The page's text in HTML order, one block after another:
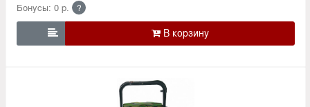
Бонусы: 0 р. ?
